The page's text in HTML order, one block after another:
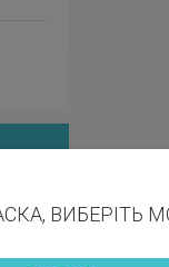
ВИБЕРІТЬ